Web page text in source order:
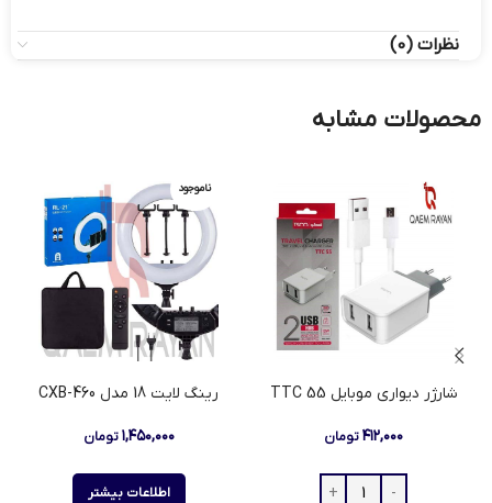
نظرات (0)
محصولات مشابه
شارژر دیواری موبایل 55 TTC
۴۱۲,۰۰۰تومان
ناموجود
رينگ لايت 18 مدل CXB-460
۱,۴۵۰,۰۰۰ تومان
اطلاعات بیشتر